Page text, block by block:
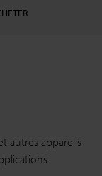
autres appareils